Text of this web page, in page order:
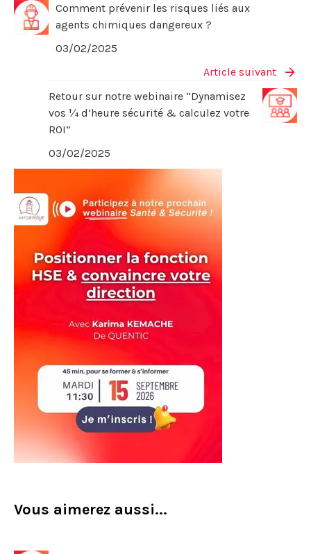
Comment prévenir les risques liés aux
agents chimiques dangereux ?​
03/02/2025
Article suivant
Retour sur notre webinaire “Dynamisez
vos ¼ d’heure sécurité & calculez votre
ROI”
03/02/2025
Vous aimerez aussi...